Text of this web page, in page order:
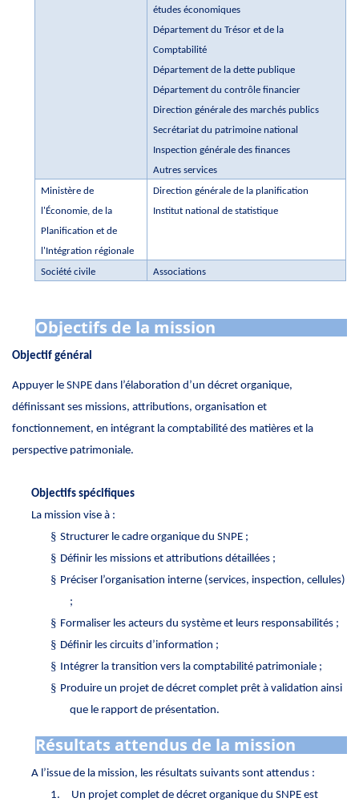
études économiques
Département du Trésor et de la
Comptabilité
Département de la dette publique
Département du contrôle financier
Direction générale des marchés publics
Secrétariat du patrimoine national
Inspection générale des finances
Autres services
Ministère de
l'Économie, de la
Planification et de
l'Intégration régionale
Direction générale de la planification
Institut national de statistique
Société civile Associations
Objectifs de la mission
Objectif général
Appuyer le SNPE dans l’élaboration d’un décret organique,
définissant ses missions, attributions, organisation et
fonctionnement, en intégrant la comptabilité des matières et la
perspective patrimoniale.
Objectifs spécifiques
La mission vise à :
§ Structurer le cadre organique du SNPE ;
§ Définir les missions et attributions détaillées ;
§ Préciser l’organisation interne (services, inspection, cellules)
;
§ Formaliser les acteurs du système et leurs responsabilités ;
§ Définir les circuits d’information ;
§ Intégrer la transition vers la comptabilité patrimoniale ;
§ Produire un projet de décret complet prêt à validation ainsi
que le rapport de présentation.
Résultats attendus de la mission
A l’issue de la mission, les résultats suivants sont attendus :
1.
Un projet complet de décret organique du SNPE est